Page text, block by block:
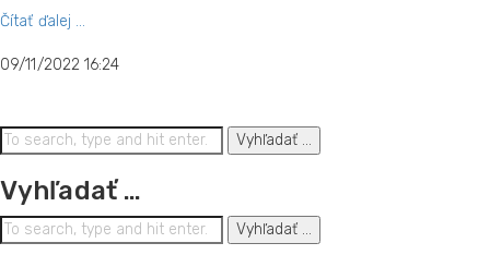
Čítať ďalej ...
09/11/2022 16:24
Vyhľadať ...
Vyhľadať …
Vyhľadať ...